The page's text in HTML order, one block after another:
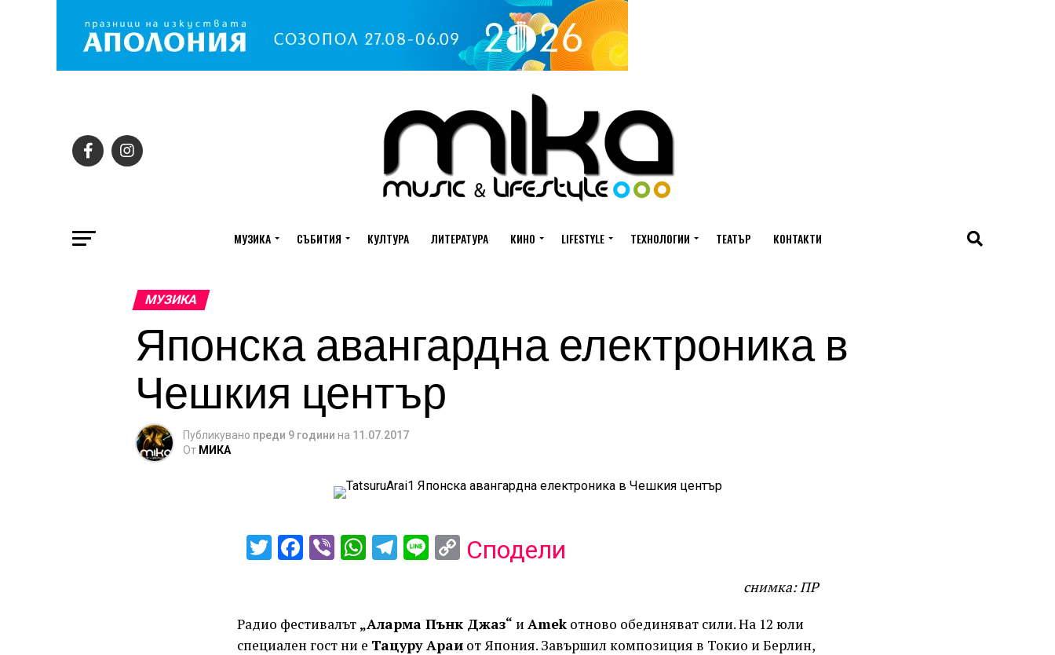
МУЗИКА СЪБИТИЯ КУЛТУРА ЛИТЕРАТУРА КИНО LIFESTYLE ТЕХНОЛОГИИ ТЕАТЪР КОНТАКТИ
МУЗИКА
Японска авангардна електроника в
Чешкия център
Публикувано преди 9 години на 11.07.2017
От МИКА
Twitter
Facebook
ViberWhatsApp
Telegram
LineCopy
Сподели
снимка: ПР
Радио фестивалът „Аларма Пънк Джаз“ и Amek отново обединяват сили. На 12 юли
специален гост ни е Тацуру Араи от Япония. Завършил композиция в Токио и Берлин,